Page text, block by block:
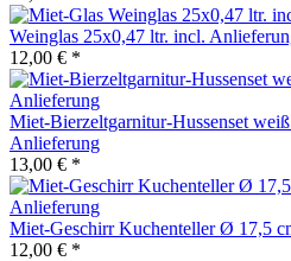
Weinglas 25x0,47 ltr. incl.
12,00 € *
Miet-Bierzeltgarnitur-Hussenset
Anlieferung
13,00 € *
Miet-Geschirr Kuchenteller Ø 17,5
12,00 € *